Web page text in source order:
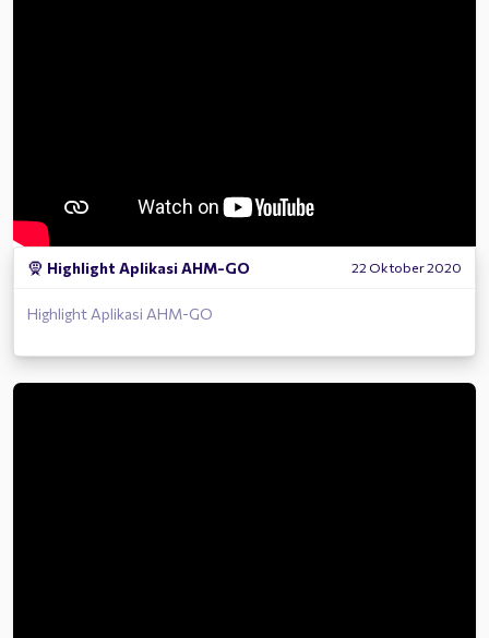
🧕 Highlight Aplikasi AHM-GO 22 Oktober 2020
Highlight Aplikasi AHM-GO